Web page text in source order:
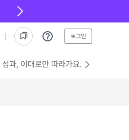
로그인
성과, 이대로만 따라가요.